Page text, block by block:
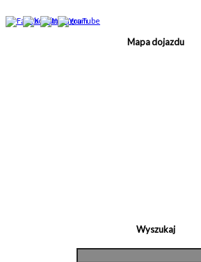
Mapa dojazdu
Wyszukaj